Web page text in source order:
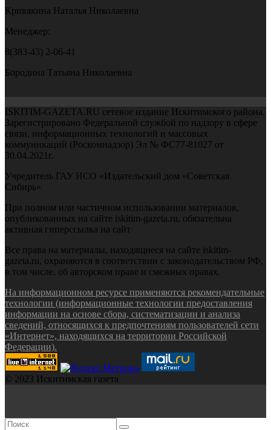
Кривякина Наталья Николаевна
Менеджер:
8(383-43) 2-06-41
Бородина Татьяна Николаевна
ISKITIM-GAZETA.RU сетевое издание Искитимского района.
Зарегистрировано Федеральной службой по надзору в сфере
связи, информационных технологий и массовых
коммуникаций (Роскомнадзор) Эл № ФС77-81027 от
30.04.2021г.
Учредитель ГАУ НСО «Издательский дом «Советская
Сибирь»
При полном или частичном использовании материалов,
опубликованных на сайте iskitim-gazeta.ru, обязательна
активная гиперссылка на сайт
Все права на материалы, находящиеся на сайте iskitim-
gazeta.ru, охраняются в соответствии с законодательством РФ,
в том числе, об авторском праве и смежных правах.
На информационном ресурсе применяются рекомендательные
технологии (информационные технологии предоставления
информации на основе сбора, систематизации и анализа
сведений, относящихся к предпочтениям пользователей сети
«Интернет», находящихся на территории Российской
Федерации).
© 2023 Искитимская газета